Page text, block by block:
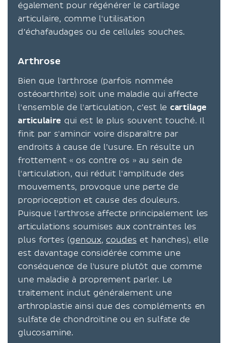
également pour régénérer le cartilage
articulaire, comme l'utilisation
d’échafaudages ou de cellules souches.
Arthrose
Bien que l'arthrose (parfois nommée
ostéoarthrite) soit une maladie qui affecte
l'ensemble de l'articulation, c’est le cartilage
articulaire qui est le plus souvent touché. Il
finit par s'amincir voire disparaître par
endroits à cause de l’usure. En résulte un
frottement « os contre os » au sein de
l'articulation, qui réduit l'amplitude des
mouvements, provoque une perte de
proprioception et cause des douleurs.
Puisque l'arthrose affecte principalement les
articulations soumises aux contraintes les
plus fortes (genoux, coudes et hanches), elle
est davantage considérée comme une
conséquence de l'usure plutôt que comme
une maladie à proprement parler. Le
traitement inclut généralement une
arthroplastie ainsi que des compléments en
sulfate de chondroïtine ou en sulfate de
glucosamine.